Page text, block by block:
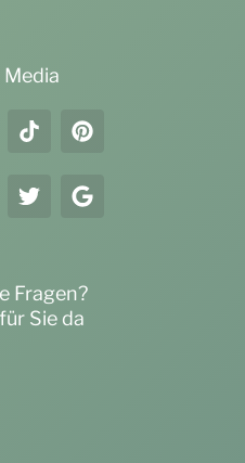
Media
Fragen?
Sie da